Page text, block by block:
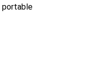
portable